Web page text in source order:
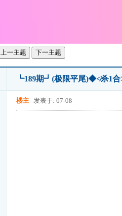
上一主题 下一主题
┗189期┛(极限平尾)◆≮杀1
楼主 发表于: 07-08